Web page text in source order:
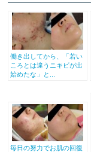
働き出してから、「若い
ころとは違うニキビが出
始めたな」と...
毎日の努力でお肌の回復